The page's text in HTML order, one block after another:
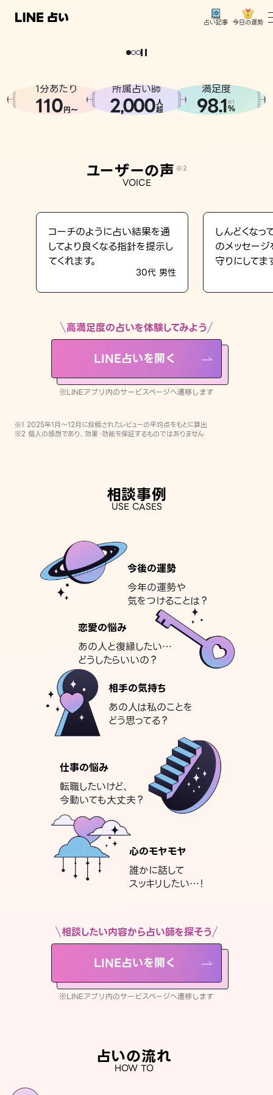
占い記事 今日の運勢
相談事例
LINE占いを開く
※LINEアプリ内のサービスページへ遷移します
どうせなら
。
1分あたり
110円〜
所属占い師
2,000人
超
満足度
98.1※1
%
ユーザーの声 ※2
VOICE
コーチのように占い結果を通
してより良くなる指針を提示し
てくれます。
30代 男性
しんどくなっ
のメッセー
守りにしてま
高満足度の占いを体験してみよう
LINE占いを開く
※LINEアプリ内のサービスページへ遷移します
※1 2025年1月〜12月に投稿されたレビューの平均点をもとに算出
※2 個人の感想であり、効果・効能を保証するものではありません
相談事例
USE CASES
今後の運勢
今年の運勢や
気をつけることは？
恋愛の悩み
あの人と復縁したい…
どうしたらいいの？
相手の気持ち
あの人は私のことを
どう思ってる？
仕事の悩み
転職したいけど、
今動いても大丈夫？
心のモヤモヤ
誰かに話して
スッキリしたい…！
相談したい内容から占い師を探そう
LINE占いを開く
※LINEアプリ内のサービスページへ遷移します
占いの流れ
HOW TO